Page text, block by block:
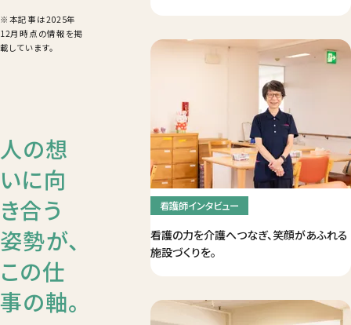
※本記事は2025年
12月時点の情報を掲
載しています。
人の想
いに向
き合う
姿勢が、
この仕
事の軸。
看護師インタビュー
看護の力を介護へつなぎ、笑顔があふれる
施設づくりを。